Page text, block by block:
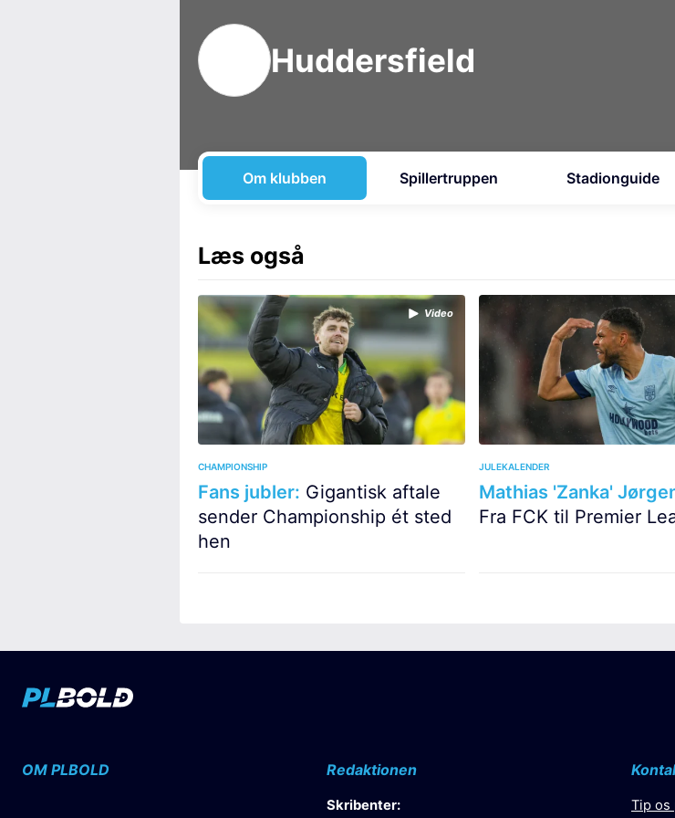
Huddersfield
Om klubben Spillertruppen Stadionguide
Læs også
Video
CHAMPIONSHIP
Fans jubler: Gigantisk aftale
sender Championship ét sted
hen
JULEKALENDER
Mathias 'Zanka'
Fra FCK til Premier
OM PLBOLD Redaktionen
Skribenter: Tip os